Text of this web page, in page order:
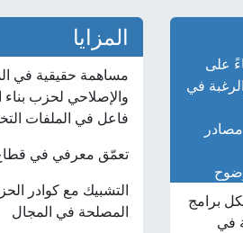
على
في
برامج
في
المزايا
مساهمة حقيقية في
والإصلاحي لحزب
فاعل في الملفات
تعمّق معرفي في
التشبيك مع كوادر
المصلحة في المجال